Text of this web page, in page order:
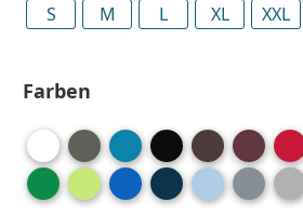
S M L XL XXL
Farben